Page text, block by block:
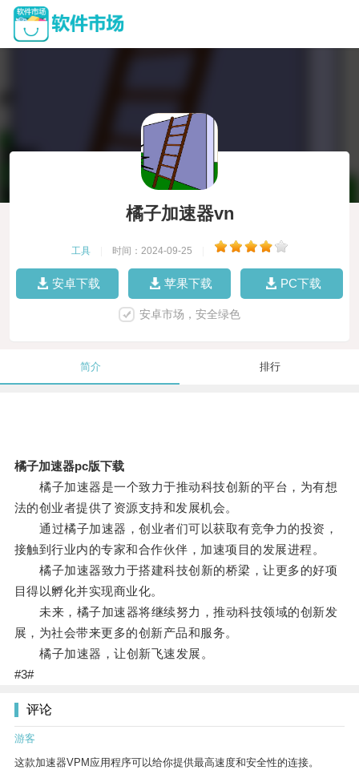
橘子加速器vn
工具 时间：2024-09-25
安卓下载 苹果下载 PC下载
安卓市场，安全绿色
简介 排行
橘子加速器pc版下载
橘子加速器是一个致力于推动科技创新的平台，为有想
法的创业者提供了资源支持和发展机会。
通过橘子加速器，创业者们可以获取有竞争力的投资，
接触到行业内的专家和合作伙伴，加速项目的发展进程。
橘子加速器致力于搭建科技创新的桥梁，让更多的好项
目得以孵化并实现商业化。
未来，橘子加速器将继续努力，推动科技领域的创新发
展，为社会带来更多的创新产品和服务。
橘子加速器，让创新飞速发展。
#3#
评论
游客
这款加速器VPM应用程序可以给你提供最高速度和安全性的连接。